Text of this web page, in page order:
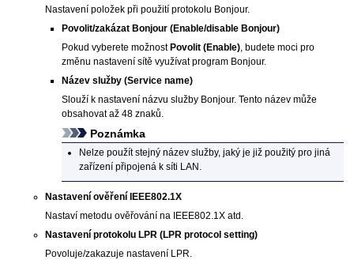
Nastavení položek při použití protokolu Bonjour.
Povolit/zakázat Bonjour (Enable/disable Bonjour)
Pokud vyberete možnost Povolit (Enable), budete moci pro
změnu nastavení sítě využívat program Bonjour.
Název služby (Service name)
Slouží k nastavení názvu služby Bonjour. Tento název může
obsahovat až 48 znaků.
Poznámka
Nelze použít stejný název služby, jaký je již použitý pro jiná
zařízení připojená k síti LAN.
Nastavení ověření IEEE802.1X
Nastaví metodu ověřování na IEEE802.1Xatd.
Nastavení protokolu LPR (LPR protocol setting)
Povoluje/zakazuje nastavení LPR.